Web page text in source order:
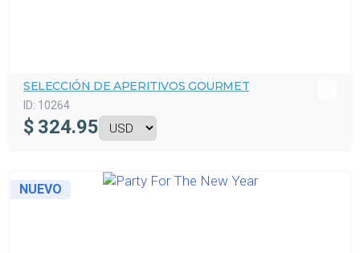
SELECCIÓN DE APERITIVOS GOURMET
ID: 10264
$ 324.95
NUEVO